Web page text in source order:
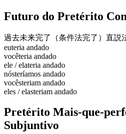
Futuro do Pretérito
過去未来完了（条件法完了） 直説
euteria andado
vocêteria andado
ele / elateria andado
nósteríamos andado
vocêsteriam andado
eles / elasteriam andado
Pretérito Mais-que-
Subjuntivo